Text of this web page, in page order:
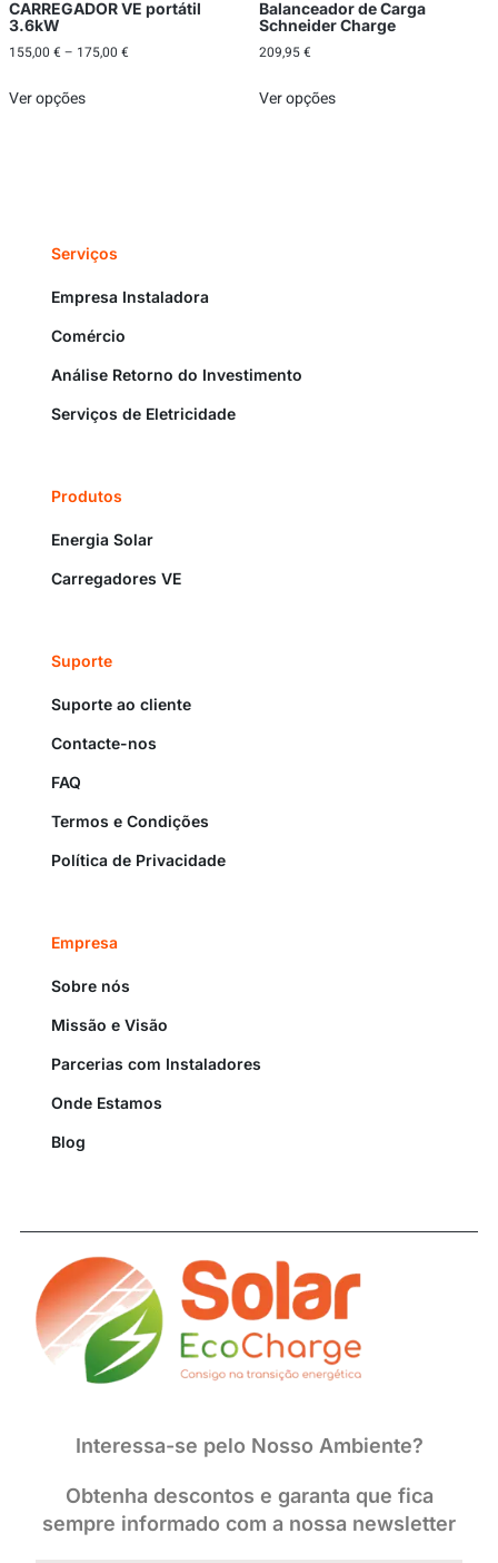
CARREGADOR VE portátil
3.6kW
155,00 € – 175,00 €
Ver opções
Balanceador de Carga
Schneider Charge
209,95€
Ver opções
Serviços
Empresa Instaladora
Comércio
Análise Retorno do Investimento
Serviços de Eletricidade
Produtos
Energia Solar
Carregadores VE
Suporte
Suporte ao cliente
Contacte-nos
FAQ
Termos e Condições
Política de Privacidade
Empresa
Sobre nós
Missão e Visão
Parcerias com Instaladores
Onde Estamos
Blog
Interessa-se pelo Nosso Ambiente?
Obtenha descontos e garanta que fica
sempre informado com a nossa newsletter